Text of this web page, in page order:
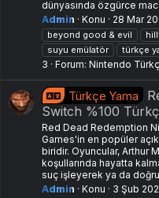
dünyasında özgürce
Admin
Konu 28 Mar
beyond good & evil
suyu emülatör
türkçe
3
Forum: Nintendo
Türkçe Yama
Switch %100
Red Dead Redemption
Games'in en popüler
biridir. Oyuncular, Arthur
koşullarında hayatta
suç işleyerek ya da
Admin
Konu 3 Şub